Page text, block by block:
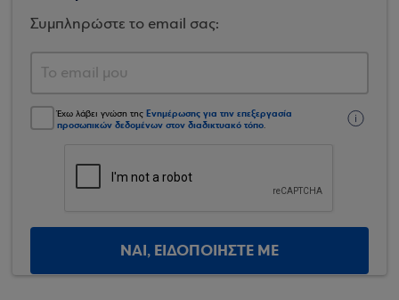
Συμπληρώστε το email σας:
Έχω λάβει γνώση της Ενημέρωσης για την επεξεργασία
προσωπικών δεδομένων στον διαδικτυακό τόπο.
ΝΑΙ, ΕΙΔΟΠΟΙΗΣΤΕ ΜΕ